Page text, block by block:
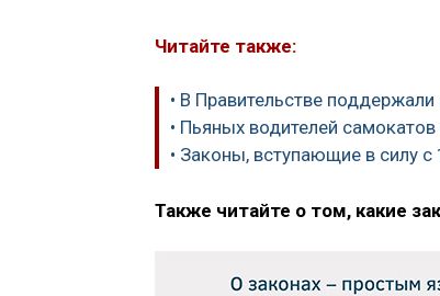
Читайте также:
• В Правительстве
• Пьяных водителей
• Законы, вступающие в силу
Также читайте о том, какие